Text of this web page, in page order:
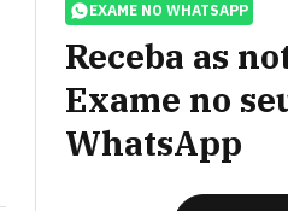
EXAME NO WHATSAPP
Receba as
Exame no
WhatsApp